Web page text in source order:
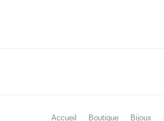
Accueil Boutique Bijoux